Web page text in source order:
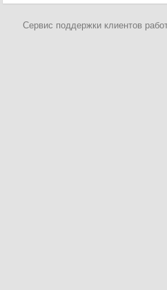
Сервис поддержки клиентов